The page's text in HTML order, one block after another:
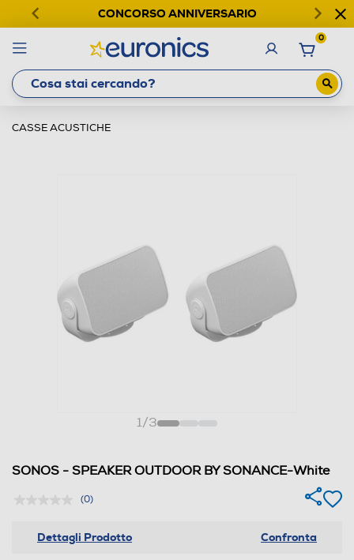
CONCORSO ANNIVERSARIO
0
CASSE ACUSTICHE
1/3
SONOS - SPEAKER OUTDOOR BY SONANCE-White
(0)
Dettagli Prodotto Confronta